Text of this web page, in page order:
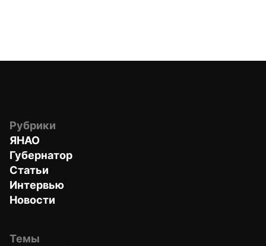
Рубрики
ЯНАО
Губернатор
Статьи
Интервью
Новости
Темы